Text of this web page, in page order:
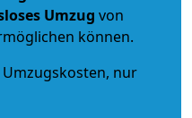
Umzug von
können.
Umzugskosten, nur